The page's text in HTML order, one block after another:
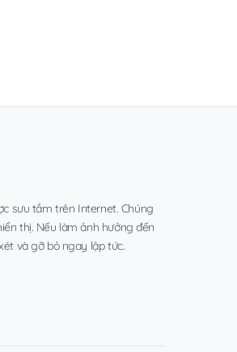
sưu tầm trên Internet. Chúng
thị. Nếu làm ảnh hưởng đến
và gỡ bỏ ngay lập tức.